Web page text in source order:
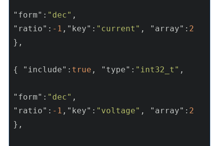
"form" : "dec"
"ratio" : -1 , "key" : "current" , "array" : 2
},
{ "include" : true , "type" : "int32_t" ,
"form" : "dec"
"ratio" : -1 , "key" : "voltage" , "array" : 2
},